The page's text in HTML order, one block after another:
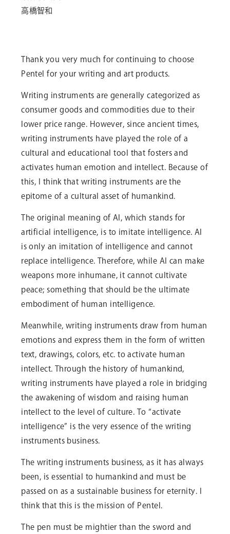
高橋智和
Thank you very much for continuing to choose
Pentel for your writing and art products.
Writing instruments are generally categorized as
consumer goods and commodities due to their
lower price range. However, since ancient times,
writing instruments have played the role of a
cultural and educational tool that fosters and
activates human emotion and intellect. Because of
this, I think that writing instruments are the
epitome of a cultural asset of humankind.
The original meaning of AI, which stands for
artificial intelligence, is to imitate intelligence. AI
is only an imitation of intelligence and cannot
replace intelligence. Therefore, while AI can make
weapons more inhumane, it cannot cultivate
peace; something that should be the ultimate
embodiment of human intelligence.
Meanwhile, writing instruments draw from human
emotions and express them in the form of written
text, drawings, colors, etc. to activate human
intellect. Through the history of humankind,
writing instruments have played a role in bridging
the awakening of wisdom and raising human
intellect to the level of culture. To “activate
intelligence” is the very essence of the writing
instruments business.
The writing instruments business, as it has always
been, is essential to humankind and must be
passed on as a sustainable business for eternity. I
think that this is the mission of Pentel.
The pen must be mightier than the sword and